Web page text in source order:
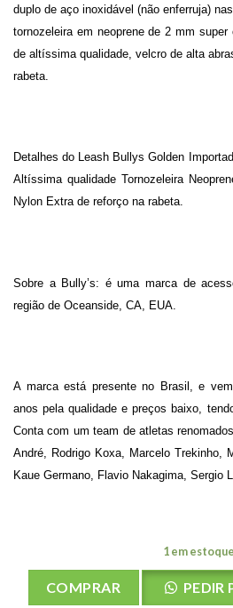
duplo de aço inoxidável (não enferruja)
tornozeleira em neoprene de 2 mm
de altíssima qualidade, velcro de alta
rabeta.
Detalhes do Leash Bullys Golden
Altíssima qualidade Tornozeleira
Nylon Extra de reforço na rabeta.
Sobre a Bully’s: é uma marca de
região de Oceanside, CA, EUA.
A marca está presente no Brasil, e
anos pela qualidade e preços baixo,
Conta com um team de atletas
André, Rodrigo Koxa, Marcelo Trekinho,
Kaue Germano, Flavio Nakagima, Sergio
1 em estoque
COMPRAR PEDIR